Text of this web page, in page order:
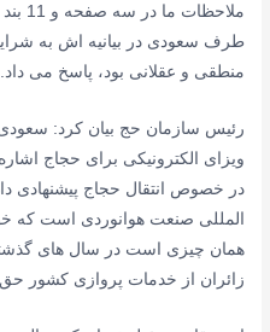
طرف سعودی در بیانیه اش به
منطقی و عقلانی بود، پاسخ می داد.
رئیس سازمان حج بیان کرد: سعودی
ویزای الکترونیکی برای حجاج
در خصوص انتقال حجاج پیشنهادی
المللی صنعت هوانوردی است که
همان چیزی است در سال های
زائران از خدمات پروازی کشور